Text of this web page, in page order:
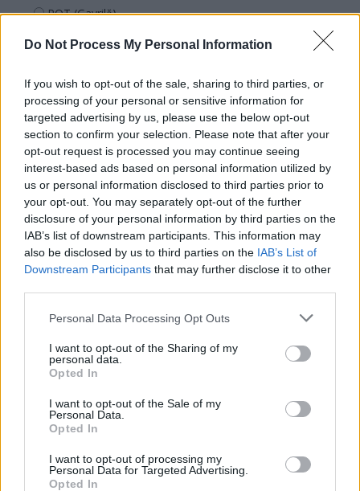
Do Not Process My Personal Information
If you wish to opt-out of the sale, sharing to third parties, or
processing of your personal or sensitive information for
targeted advertising by us, please use the below opt-out
section to confirm your selection. Please note that after your
opt-out request is processed you may continue seeing
interest-based ads based on personal information utilized by
us or personal information disclosed to third parties prior to
your opt-out. You may separately opt-out of the further
disclosure of your personal information by third parties on the
IAB’s list of downstream participants. This information may
also be disclosed by us to third parties on the IAB’s List of
Downstream Participants that may further disclose it to other
Personal Data Processing Opt Outs
I want to opt-out of the Sharing of my
personal data.
Opted In
I want to opt-out of the Sale of my
Personal Data.
Opted In
I want to opt-out of processing my
Personal Data for Targeted Advertising.
Opted In
POT (Gavrilă)
PACE (Peia)
PDF (Lazarus)
PUSL (D. Voiculescu)
PNȚCD (Pavelescu)
PNCR (Terheș)
Partidul Patrioților (Surugiu)
FAR (Coarnă)
România pe Primul Loc (Ponta)
Altul
Arată rezultatele
Arhiva sondajelor